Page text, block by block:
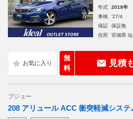
年式 2018年
車検
'27/4
保証
保証無
住所
宮城県
無
料
見積
プジョー
208 アリュール ACC 衝突軽減シス